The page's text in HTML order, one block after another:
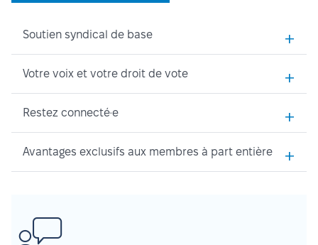
Soutien syndical de base +
Votre voix et votre droit de vote +
Restez connecté·e +
Avantages exclusifs aux membres à part entière +